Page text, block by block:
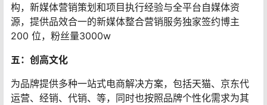
构，新媒体营销策划和项目执行经验与全平台自媒体资
源，提供品效合一的新媒体整合营销服务独家签约博主
200 位，粉丝量3000w
五：创高文化
为品牌提供多种一站式电商解决方案，包括天猫、京东代
运营、经销、代销、等，同时也按照品牌个性化需求为其